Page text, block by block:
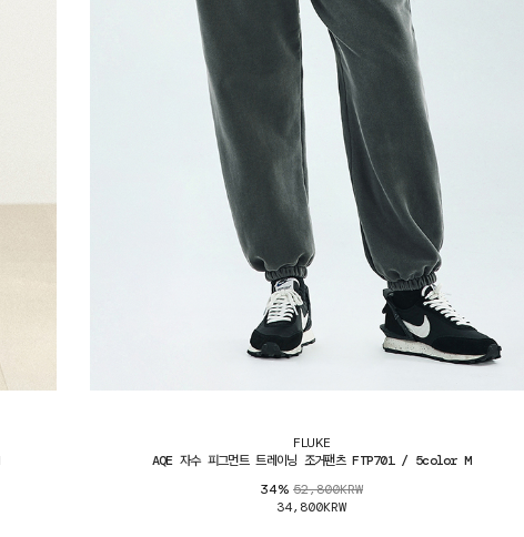
FLUKE
AQE 자수 피그먼트 트레이닝 조거팬츠 FTP701 / 5color M
34% 52,800KRW
34,800KRW